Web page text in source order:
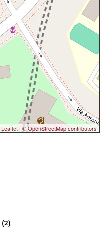
Leaflet | © OpenStreetMap contributors
(2)